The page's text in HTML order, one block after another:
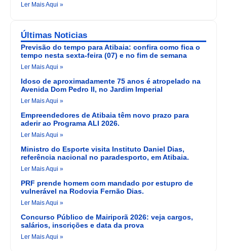
Ler Mais Aqui »
Últimas Noticias
Previsão do tempo para Atibaia: confira como fica o
tempo nesta sexta-feira (07) e no fim de semana
Ler Mais Aqui »
Idoso de aproximadamente 75 anos é atropelado na
Avenida Dom Pedro II, no Jardim Imperial
Ler Mais Aqui »
Empreendedores de Atibaia têm novo prazo para
aderir ao Programa ALI 2026.
Ler Mais Aqui »
Ministro do Esporte visita Instituto Daniel Dias,
referência nacional no paradesporto, em Atibaia.
Ler Mais Aqui »
PRF prende homem com mandado por estupro de
vulnerável na Rodovia Fernão Dias.
Ler Mais Aqui »
Concurso Público de Mairiporã 2026: veja cargos,
salários, inscrições e data da prova
Ler Mais Aqui »